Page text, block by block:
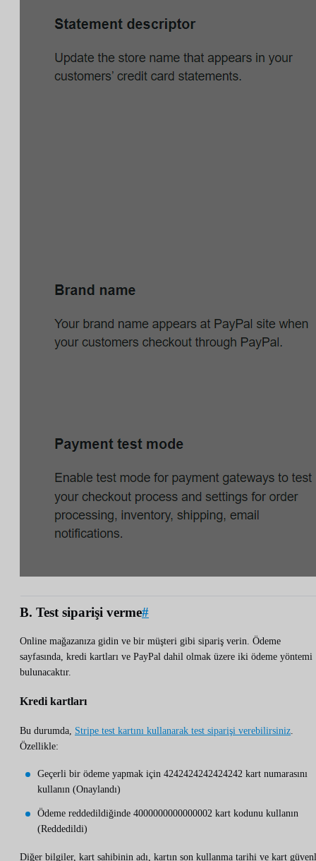
B. Test siparişi verme#
Online mağazanıza gidin ve bir müşteri gibi sipariş verin. Ödeme
sayfasında, kredi kartları ve PayPal dahil olmak üzere iki ödeme yöntemi
bulunacaktır.
Kredi kartları
Bu durumda, Stripe test kartını kullanarak test siparişi verebilirsiniz
Özellikle:
Geçerli bir ödeme yapmak için 4242424242424242 kart numarasını
kullanın (Onaylandı)
Ödeme reddedildiğinde 4000000000000002 kart kodunu kullanın
(Reddedildi)
Diğer bilgiler, kart sahibinin adı, kartın son kullanma tarihi ve kart